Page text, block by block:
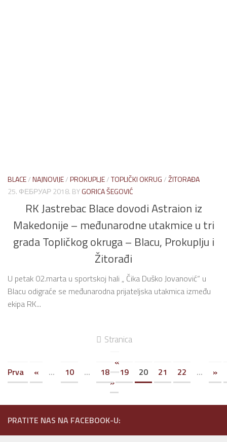
BLACE/NAJNOVIJE/PROKUPLJE/TOPLIČKI OKRUG/ŽITORAĐA
25. ФЕБРУАР 2018. BYGORICA ŠEGOVIĆ
RK Jastrebac Blace dovodi Astraion iz
Makedonije – međunarodne utakmice u tri
grada Topličkog okruga – Blacu, Prokuplju i
Žitorađi
U petak 02.marta u sportskoj hali „ Čika Duško Jovanović“ u
Blacu odigraće se međunarodna prijateljska utakmica između
ekipa RK...
Stranica
«
Prva
« ... 10 ... 18 19 20 21 22 ...
»
»
PRATITE NAS NA FACEBOOK-U: